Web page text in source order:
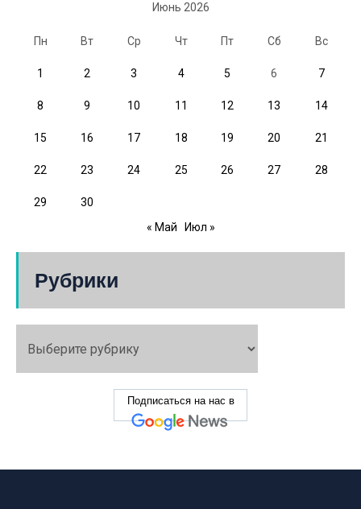
Июнь 2026
Пн Вт Ср Чт Пт Сб Вс
1 2 3 4 5 6 7
8 9 10 11 12 13 14
15 16 17 18 19 20 21
22 23 24 25 26 27 28
29
30
« Май
Июл »
Рубрики
Подписаться на нас в